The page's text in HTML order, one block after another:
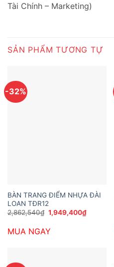
Tài Chính – Marketing)
SẢN PHẨM TƯƠNG TỰ
-32%
BÀN TRANG ĐIỂM NHỰA ĐÀI
LOAN TĐR12
2,862,540₫ Giá
gốc
2,862,540₫.
1,949,400₫Giá
hiện
MUA NGAY